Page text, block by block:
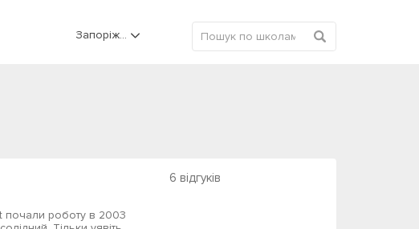
Запоріжжя
почали роботу в 2003
6 відгуків